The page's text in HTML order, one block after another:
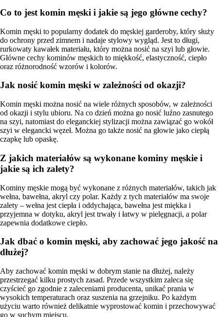
Co to jest komin męski i jakie są jego główne cechy?
Komin męski to popularny dodatek do męskiej garderoby, który służy
do ochrony przed zimnem i nadaje stylowy wygląd. Jest to długi,
rurkowaty kawałek materiału, który można nosić na szyi lub głowie.
Główne cechy kominów męskich to miękkość, elastyczność, ciepło
oraz różnorodność wzorów i kolorów.
Jak nosić komin męski w zależności od okazji?
Komin męski można nosić na wiele różnych sposobów, w zależności
od okazji i stylu ubioru. Na co dzień można go nosić luźno zasnutego
na szyi, natomiast do eleganckiej stylizacji można zawiązać go wokół
szyi w elegancki węzeł. Można go także nosić na głowie jako ciepłą
czapkę lub opaskę.
Z jakich materiałów są wykonane kominy męskie i
jakie są ich zalety?
Kominy męskie mogą być wykonane z różnych materiałów, takich jak
wełna, bawełna, akryl czy polar. Każdy z tych materiałów ma swoje
zalety – wełna jest ciepła i oddychająca, bawełna jest miękka i
przyjemna w dotyku, akryl jest trwały i łatwy w pielęgnacji, a polar
zapewnia dodatkowe ciepło.
Jak dbać o komin męski, aby zachować jego jakość na
dłużej?
Aby zachować komin męski w dobrym stanie na dłużej, należy
przestrzegać kilku prostych zasad. Przede wszystkim zaleca się
czyścieć go zgodnie z zaleceniami producenta, unikać prania w
wysokich temperaturach oraz suszenia na grzejniku. Po każdym
użyciu warto również delikatnie wyprostować komin i przechowywać
go w suchym miejscu.